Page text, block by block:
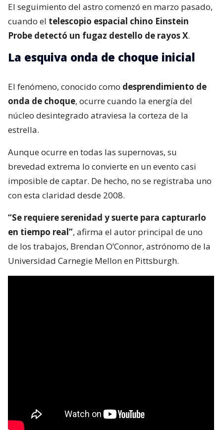
El seguimiento del astro comenzó en marzo pasado,
cuando el telescopio espacial chino Einstein
Probe detectó un fugaz destello de rayos X.
La esquiva onda de choque inicial
El fenómeno, conocido como desprendimiento de
onda de choque, ocurre cuando la energía del
núcleo desintegrado atraviesa la corteza de la
estrella.
Aunque ocurre en todas las supernovas, su
brevedad extrema lo convierte en un evento casi
imposible de captar. De hecho, no se registraba uno
con esta claridad desde 2008.
“Se requiere serenidad y suerte para capturarlo
en tiempo real”, afirma el autor principal de uno
de los trabajos, Brendan O’Connor, astrónomo de la
Universidad Carnegie Mellon en Pittsburgh.